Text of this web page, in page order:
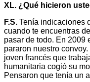
XL. ¿Qué hicieron
F.S. Tenía indicaciones
cuando te encuentras
pasar de todo. En 2009
pararon nuestro
joven francés que
humanitaria cogió su
Pensaron que tenía un